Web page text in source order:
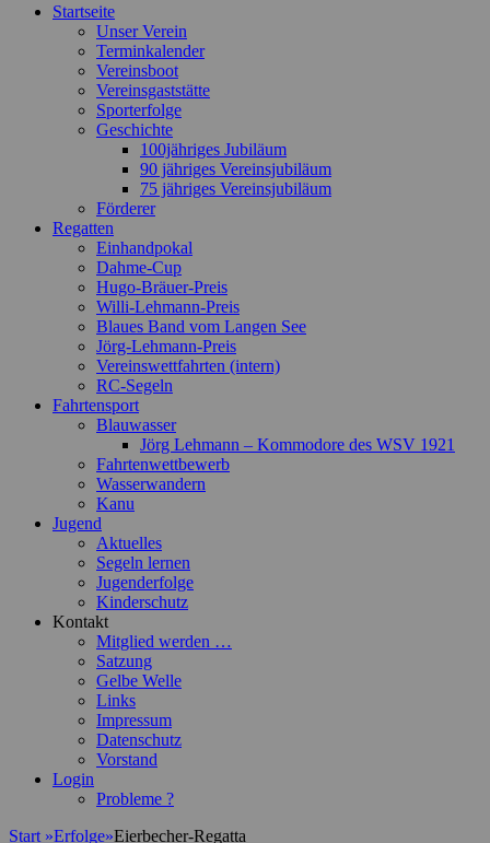
Zum
Startseite
Unser Verein
Terminkalender
Vereinsboot
Vereinsgaststätte
Sporterfolge
Geschichte
100jähriges Jubiläum
90 jähriges Vereinsjubiläum
75 jähriges Vereinsjubiläum
Förderer
Regatten
Einhandpokal
Dahme-Cup
Hugo-Bräuer-Preis
Willi-Lehmann-Preis
Blaues Band vom Langen See
Jörg-Lehmann-Preis
Vereinswettfahrten (intern)
RC-Segeln
Fahrtensport
Blauwasser
Jörg Lehmann – Kommodore des WSV 1921
Fahrtenwettbewerb
Wasserwandern
Kanu
Jugend
Aktuelles
Segeln lernen
Jugenderfolge
Kinderschutz
Kontakt
Mitglied werden …
Satzung
Gelbe Welle
Links
Impressum
Datenschutz
Vorstand
Login
Probleme ?
Start »Erfolge»Eierbecher-Regatta